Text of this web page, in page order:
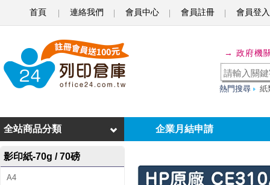
首頁 連絡我們 會員中心 會員註冊 會員登入
C
3
1
0
A
→ 政府機
熱門搜尋 紙
企業月結申請
全站商品分類
影印紙-70g / 70磅
A4